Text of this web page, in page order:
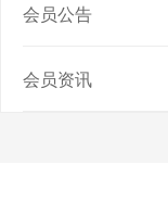
会员公告
会员资讯